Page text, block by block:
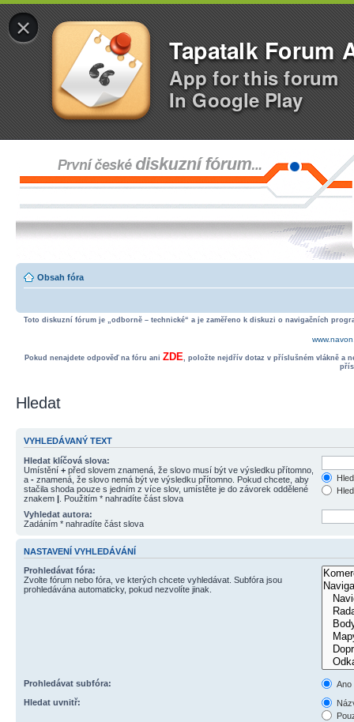
×
Tapatalk Forum
App for this forum
In Google Play
Obsah fóra
Toto diskuzní fórum je „odborně – technické“ a je zaměřeno k diskuzi o navigačních
Pokud nenajdete odpověď na fóru ani ZDE, položte nejdřív dotaz v příslušném vlákně a
Hledat
VYHLEDÁVANÝ TEXT
Hledat klíčová slova:
Umístění + před slovem znamená, že slovo musí být ve výsledku přítomno,
a - znamená, že slovo nemá být ve výsledku přítomno. Pokud chcete, aby
stačila shoda pouze s jedním z více slov, umístěte je do závorek oddělené
znakem | . Použitím * nahradíte část slova
Vyhledat autora:
Zadáním * nahradíte část slova
NASTAVENÍ VYHLEDÁVÁNÍ
Prohledávat fóra:
Zvolte fórum nebo fóra, ve kterých chcete vyhledávat. Subfóra jsou
prohledávána automaticky, pokud nezvolíte jinak.
Prohledávat subfóra:
Ano
Hledat uvnitř: